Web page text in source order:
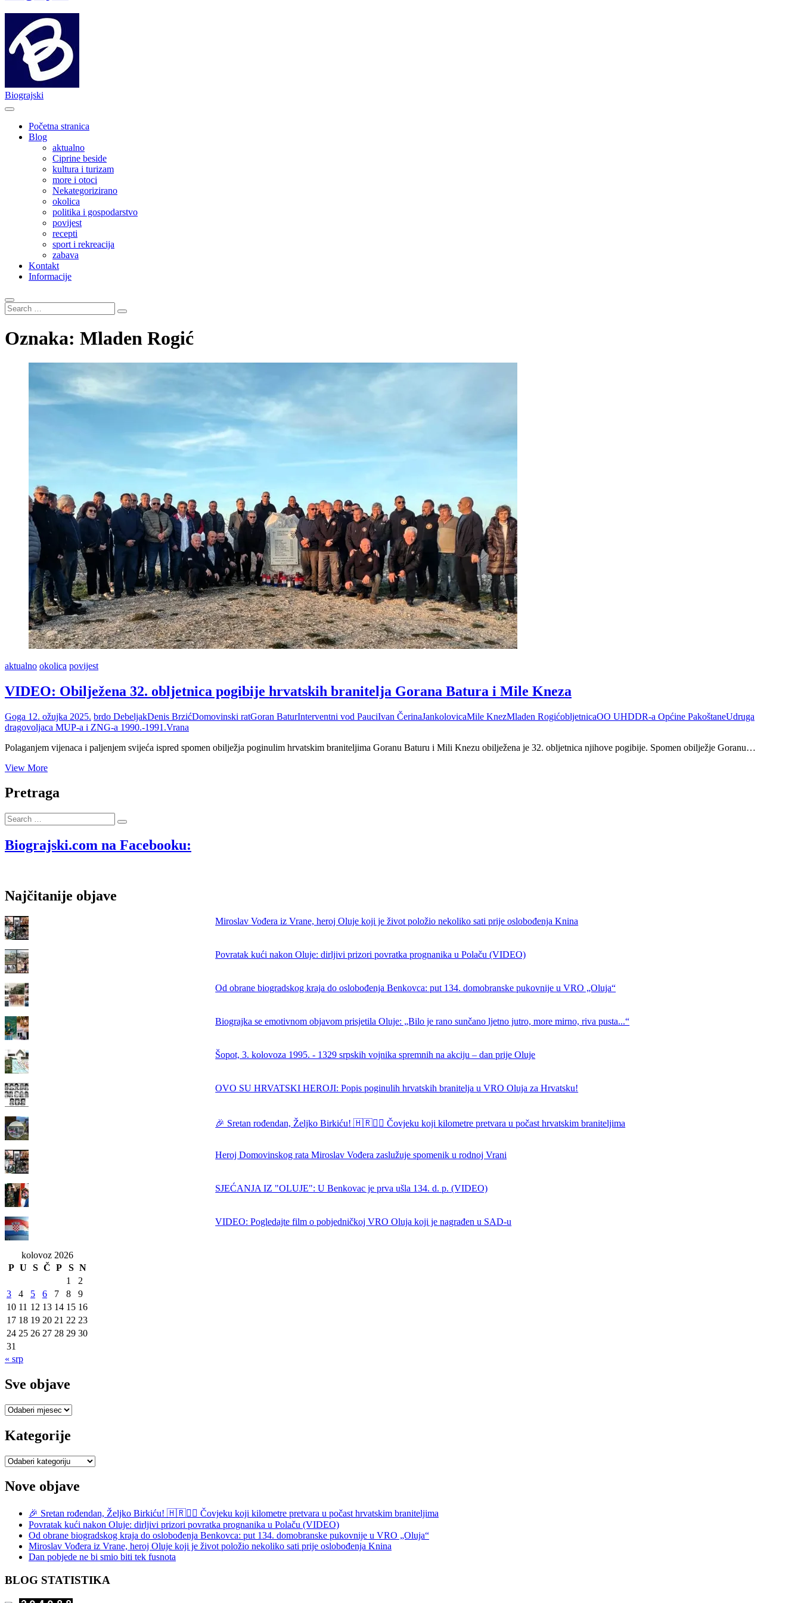
Biograjski
Početna stranica
Blog
aktualno
Ciprine beside
kultura i turizam
more i otoci
Nekategorizirano
okolica
politika i gospodarstvo
povijest
recepti
sport i rekreacija
zabava
Kontakt
Informacije
Search
…
Oznaka: Mladen Rogić
aktualno okolica povijest
VIDEO: Obilježena 32. obljetnica pogibije hrvatskih branitelja Gorana Batura i Mile Kneza
Goga 12. ožujka 2025. brdo DebeljakDenis BrzićDomovinski ratGoran BaturInterventni vod PauciIvan ČerinaJankolovicaMile KnezMladen RogićobljetnicaOO UHDDR-a Općine PakoštaneUdruga
dragovoljaca MUP-a i ZNG-a 1990.-1991.Vrana
Polaganjem vijenaca i paljenjem svijeća ispred spomen obilježja poginulim hrvatskim braniteljima Goranu Baturu i Mili Knezu obilježena je 32. obljetnica njihove pogibije. Spomen obilježje Goranu…
View MoreVIDEO:
32.
obljetnica
Gorana
Batura
Pretraga
Search
…
Biograjski.com na Facebooku:
Najčitanije objave
Miroslav Vođera iz Vrane, heroj Oluje koji je život položio nekoliko sati prije oslobođenja Knina
Povratak kući nakon Oluje: dirljivi prizori povratka prognanika u Polaču (VIDEO)
Od obrane biogradskog kraja do oslobođenja Benkovca: put 134. domobranske pukovnije u VRO „Oluja“
Biograjka se emotivnom objavom prisjetila Oluje: „Bilo je rano sunčano ljetno jutro, more mirno, riva pusta...“
Šopot, 3. kolovoza 1995. - 1329 srpskih vojnika spremnih na akciju – dan prije Oluje
OVO SU HRVATSKI HEROJI: Popis poginulih hrvatskih branitelja u VRO Oluja za Hrvatsku!
🎉 Sretan rođendan, Željko Birkiću! 🇭🇷🏃‍♂️ Čovjeku koji kilometre pretvara u počast hrvatskim braniteljima
Heroj Domovinskog rata Miroslav Vođera zaslužuje spomenik u rodnoj Vrani
SJEĆANJA IZ "OLUJE": U Benkovac je prva ušla 134. d. p. (VIDEO)
VIDEO: Pogledajte film o pobjedničkoj VRO Oluja koji je nagrađen u SAD-u
kolovoz 2026
P U S Č P S N
1
2
3
4 5 6 7 8
9
10 11 12 13 14 15 16
17 18 19 20 21 22 23
24 25 26 27 28 29 30
31
« srp
Sve objave
Sve
Kategorije
Kategorije
Nove objave
🎉 Sretan rođendan, Željko Birkiću! 🇭🇷🏃‍♂️ Čovjeku koji kilometre pretvara u počast hrvatskim braniteljima
Povratak kući nakon Oluje: dirljivi prizori povratka prognanika u Polaču (VIDEO)
Od obrane biogradskog kraja do oslobođenja Benkovca: put 134. domobranske pukovnije u VRO „Oluja“
Miroslav Vođera iz Vrane, heroj Oluje koji je život položio nekoliko sati prije oslobođenja Knina
Dan pobjede ne bi smio biti tek fusnota
BLOG STATISTIKA